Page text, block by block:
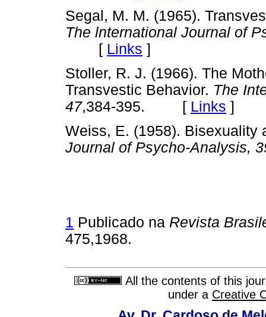
Segal, M. M. (1965).
The lnternational Journal of
[ Links ]
Stoller, R. J. (1966). The
Transvestic Behavior. The
47,384-395. [ Links ]
Weiss, E. (1958). Bisexuality
Journal of Psycho-Analysis,
1 Publicado na Revista
475,1968.
All the contents of this
under a Creative